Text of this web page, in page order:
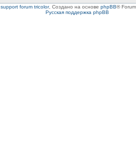
support forum tricolor, Создано на основе phpBB®
Русская поддержка phpBB